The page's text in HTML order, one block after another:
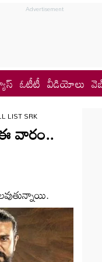
ఓటీటీ వీడియోలు
LIST SRK
వారం..